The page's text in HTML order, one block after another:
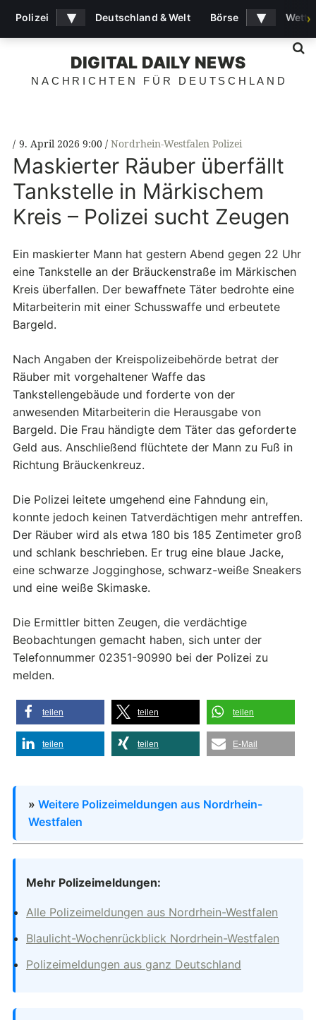
DIGITAL DAILY NEWS
NACHRICHTEN FÜR DEUTSCHLAND
9. April 2026 9:00 Nordrhein-Westfalen Polizei
Maskierter Räuber überfällt
Tankstelle in Märkischem
Kreis – Polizei sucht Zeugen
Ein maskierter Mann hat gestern Abend gegen 22 Uhr
eine Tankstelle an der Bräuckenstraße im Märkischen
Kreis überfallen. Der bewaffnete Täter bedrohte eine
Mitarbeiterin mit einer Schusswaffe und erbeutete
Bargeld.
Nach Angaben der Kreispolizeibehörde betrat der
Räuber mit vorgehaltener Waffe das
Tankstellengebäude und forderte von der
anwesenden Mitarbeiterin die Herausgabe von
Bargeld. Die Frau händigte dem Täter das geforderte
Geld aus. Anschließend flüchtete der Mann zu Fuß in
Richtung Bräuckenkreuz.
Die Polizei leitete umgehend eine Fahndung ein,
konnte jedoch keinen Tatverdächtigen mehr antreffen.
Der Räuber wird als etwa 180 bis 185 Zentimeter groß
und schlank beschrieben. Er trug eine blaue Jacke,
eine schwarze Jogginghose, schwarz-weiße Sneakers
und eine weiße Skimaske.
Die Ermittler bitten Zeugen, die verdächtige
Beobachtungen gemacht haben, sich unter der
Telefonnummer 02351-90990 bei der Polizei zu
melden.
teilen teilen teilen
teilen teilen E-Mail
» Weitere Polizeimeldungen aus Nordrhein-
Westfalen
Mehr Polizeimeldungen:
Alle Polizeimeldungen aus Nordrhein-Westfalen
Blaulicht-Wochenrückblick Nordrhein-Westfalen
Polizeimeldungen aus ganz Deutschland
Polizei ▾ Deutschland & Welt Börse ▾ ›